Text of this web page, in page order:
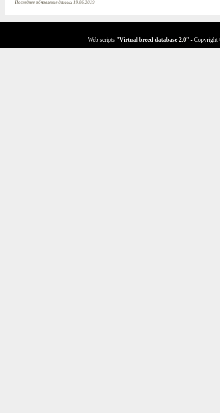
Последнее обновление данных 19.06.2019
Web scripts ''Virtual breed database 2.0'' - Copyright